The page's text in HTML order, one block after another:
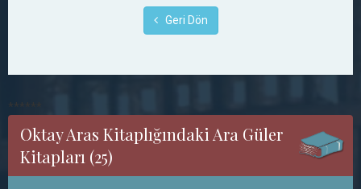
Geri Dön
******
Oktay Aras Kitaplığındaki Ara Güler
Kitapları (25)